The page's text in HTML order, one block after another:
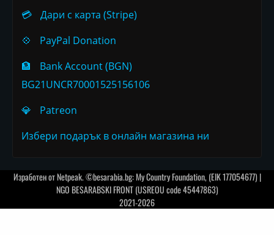
💳
Дари с карта (Stripe)
💠
PayPal Donation
🏦
Bank Account (BGN)
BG21UNCR70001525156106
💎
Patreon
Избери подарък в онлайн магазина ни
Изработен отNetpeak. ©besarabia.bg: My Country Foundation, (EIK 177054677) |
NGO BESARABSKI FRONT (USREOU code 45447863)
2021-2026